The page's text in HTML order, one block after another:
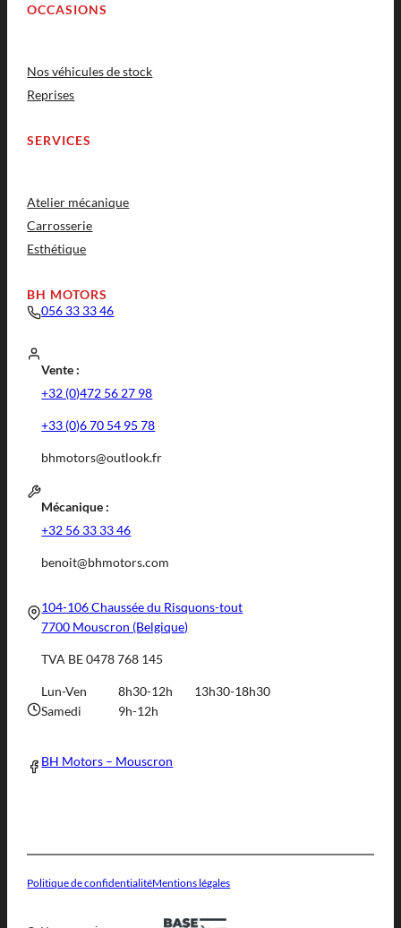
OCCASIONS
Nos véhicules de stock
Reprises
SERVICES
Atelier mécanique
Carrosserie
Esthétique
BH MOTORS
056 33 33 46
Vente :
+32 (0)472 56 27 98
+33 (0)6 70 54 95 78
bhmotors@outlook.fr
Mécanique :
+32 56 33 33 46
benoit@bhmotors.com
104-106 Chaussée du Risquons-tout
7700 Mouscron (Belgique)
TVA BE 0478 768 145
Lun-Ven 8h30-12h
13h30-18h30
Samedi
9h-12h
BH Motors – Mouscron
Politique de confidentialitéMentions légales